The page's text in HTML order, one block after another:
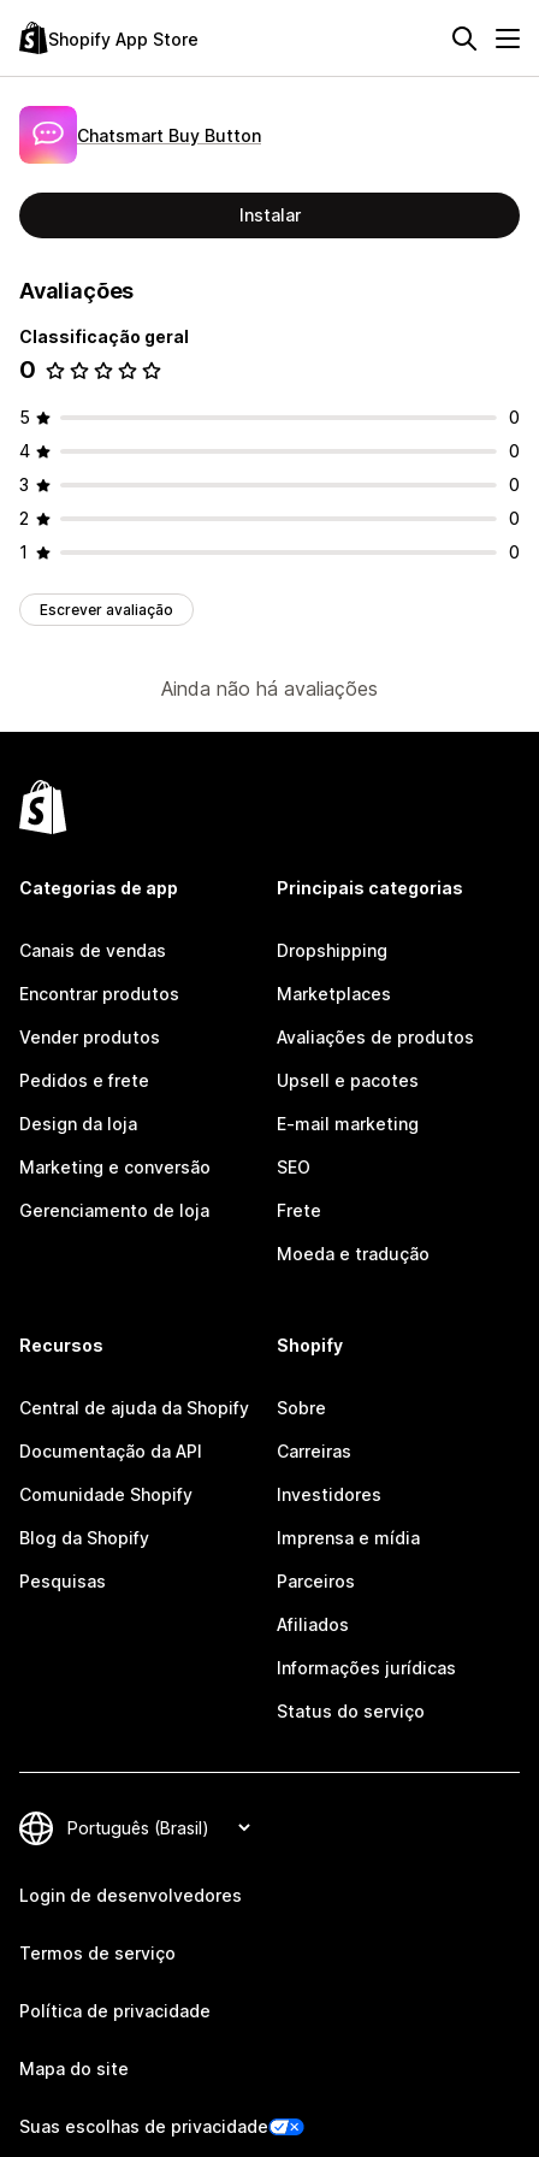
Shopify App Store
Chatsmart Buy Button
Instalar
Avaliações
Classificação geral
0
5
0
4
0
3
0
2
0
1
0
Escrever avaliação
Ainda não há avaliações
Categorias de app
Canais de vendas
Encontrar produtos
Vender produtos
Pedidos e frete
Design da loja
Marketing e conversão
Gerenciamento de loja
Principais categorias
Dropshipping
Marketplaces
Avaliações de produtos
Upsell e pacotes
E-mail marketing
SEO
Frete
Moeda e tradução
Recursos
Central de ajuda da Shopify
Documentação da API
Comunidade Shopify
Blog da Shopify
Pesquisas
Shopify
Sobre
Carreiras
Investidores
Imprensa e mídia
Parceiros
Afiliados
Informações jurídicas
Status do serviço
Login de desenvolvedores
Termos de serviço
Política de privacidade
Mapa do site
Suas escolhas de privacidade